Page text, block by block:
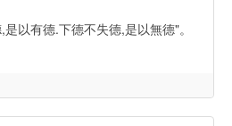
以有德.下德不失德,是以無德"。